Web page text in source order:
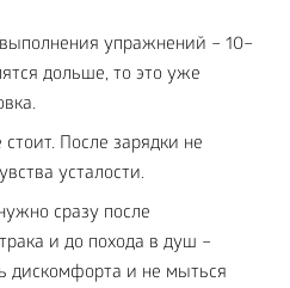
упражнений – 10–
дольше, то это уже
После зарядки не
усталости.
сразу после
и до похода в душ –
дискомфорта и не мыться